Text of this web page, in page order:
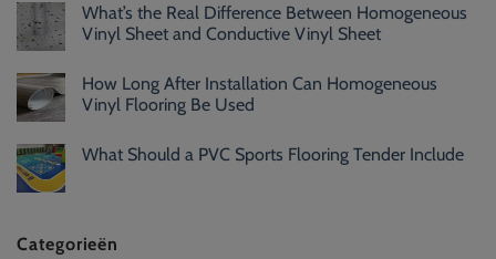
What’s the Real Difference Between Homogeneous
Vinyl Sheet and Conductive Vinyl Sheet
How Long After Installation Can Homogeneous
Vinyl Flooring Be Used
What Should a PVC Sports Flooring Tender Include
Categorieën